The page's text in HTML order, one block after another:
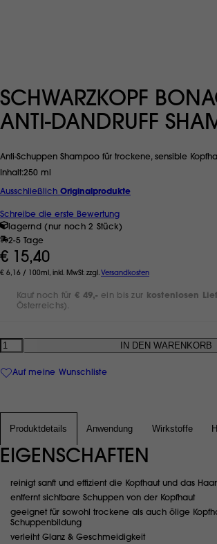
SCHWARZKOPF
ANTI-DANDRUFF
Anti-Schuppen Shampoo für trockene, sensible
Inhalt 250 ml
Ausschließlich Originalprodukte
Schreibe die erste Bewertung
lagernd (nur noch 2 Stück)
2-5 Tage
€ 15,40
€ 6,16 / 100ml, inkl. MwSt. zzgl.Versandkosten
Kauf noch für€ 49,- ein bis zur kostenlosen
Österreichs).
Anzahl
Auf meine Wunschliste
Produktdetails Anwendung Wirkstoffe
EIGENSCHAFTEN
reinigt sanft und effizient die Kopfhaut und das Haar
entfernt sichtbare Schuppen von der Kopfhaut
geeignet für sowohl trockene als auch ölige
Schuppenbildung
verleiht Glanz & Geschmeidigkeit